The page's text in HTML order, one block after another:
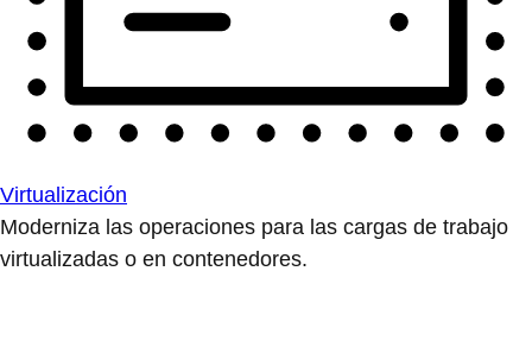
Virtualización
Moderniza las operaciones para las cargas de trabajo
virtualizadas o en contenedores.